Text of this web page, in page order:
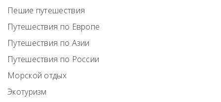
Пешие путешествия
Путешествия по Европе
Путешествия по Азии
Путешествия по России
Морской отдых
Экотуризм